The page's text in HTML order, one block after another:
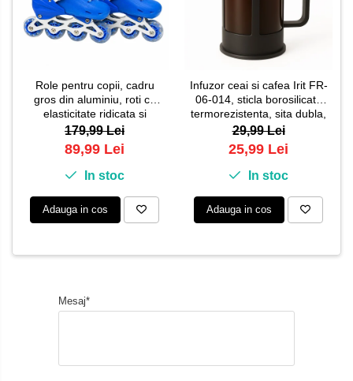
Role pentru copii, cadru
gros din aluminiu, roti cu
elasticitate ridicata si
rezistenta la uzura, marime
reglabila 30-34, sisteme
multiple de inchidere,
Albastru
179,99 Lei
89,99 Lei
In stoc
Adauga in cos
Infuzor ceai si cafea Irit FR-
06-014, sticla borosilicata
termorezistenta, sita dubla,
0.6 L, 9 x 16.8 cm
29,99 Lei
25,99 Lei
In stoc
Adauga in cos
Mesaj*